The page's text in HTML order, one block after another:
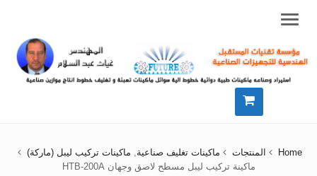
Menu
Home المنتجات ماكينات تغليف صناعية
ماكينات تركيب ليبل (ماركة)
ماكينة تركيب ليبل مسطح لاصق وجهان HTB-200A